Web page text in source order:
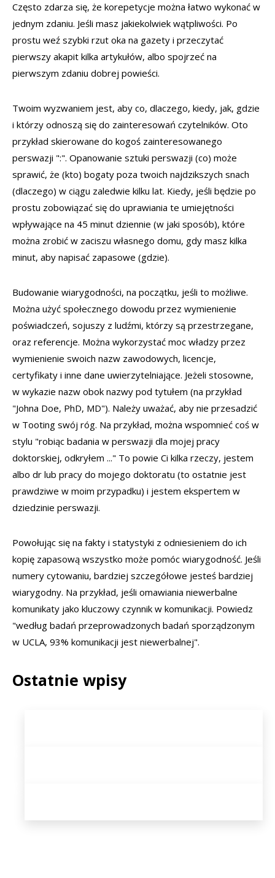
Często zdarza się, że korepetycje można łatwo wykonać w
jednym zdaniu. Jeśli masz jakiekolwiek wątpliwości. Po
prostu weź szybki rzut oka na gazety i przeczytać
pierwszy akapit kilka artykułów, albo spojrzeć na
pierwszym zdaniu dobrej powieści.
Twoim wyzwaniem jest, aby co, dlaczego, kiedy, jak, gdzie
i którzy odnoszą się do zainteresowań czytelników. Oto
przykład skierowane do kogoś zainteresowanego
perswazji ":". Opanowanie sztuki perswazji (co) może
sprawić, że (kto) bogaty poza twoich najdzikszych snach
(dlaczego) w ciągu zaledwie kilku lat. Kiedy, jeśli będzie po
prostu zobowiązać się do uprawiania te umiejętności
wpływające na 45 minut dziennie (w jaki sposób), które
można zrobić w zaciszu własnego domu, gdy masz kilka
minut, aby napisać zapasowe (gdzie).
Budowanie wiarygodności, na początku, jeśli to możliwe.
Można użyć społecznego dowodu przez wymienienie
poświadczeń, sojuszy z ludźmi, którzy są przestrzegane,
oraz referencje. Można wykorzystać moc władzy przez
wymienienie swoich nazw zawodowych, licencje,
certyfikaty i inne dane uwierzytelniające. Jeżeli stosowne,
w wykazie nazw obok nazwy pod tytułem (na przykład
"Johna Doe, PhD, MD"). Należy uważać, aby nie przesadzić
w Tooting swój róg. Na przykład, można wspomnieć coś w
stylu "robiąc badania w perswazji dla mojej pracy
doktorskiej, odkryłem ..." To powie Ci kilka rzeczy, jestem
albo dr lub pracy do mojego doktoratu (to ostatnie jest
prawdziwe w moim przypadku) i jestem ekspertem w
dziedzinie perswazji.
Powołując się na fakty i statystyki z odniesieniem do ich
kopię zapasową wszystko może pomóc wiarygodność. Jeśli
numery cytowaniu, bardziej szczegółowe jesteś bardziej
wiarygodny. Na przykład, jeśli omawiania niewerbalne
komunikaty jako kluczowy czynnik w komunikacji. Powiedz
"według badań przeprowadzonych badań sporządzonym
w UCLA, 93% komunikacji jest niewerbalnej".
Ostatnie wpisy